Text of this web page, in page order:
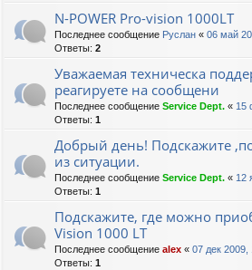
N-POWER Pro-vision 1000LT
Последнее сообщение Руслан « 06 май
Ответы: 2
Уважаемая техническа
реагируете на сообщени
Последнее сообщение Service Dept. « 15
Ответы: 1
Добрый день! Подскажите
из ситуации.
Последнее сообщение Service Dept. « 12
Ответы: 1
Подскажите, где можно
Vision 1000 LT
Последнее сообщение alex « 07 дек 2009,
Ответы: 1